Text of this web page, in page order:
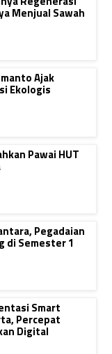
Menjual Sawah
Ajak
Ekologis
Pawai HUT
Pegadaian
di Semester 1
Smart
Percepat
Digital